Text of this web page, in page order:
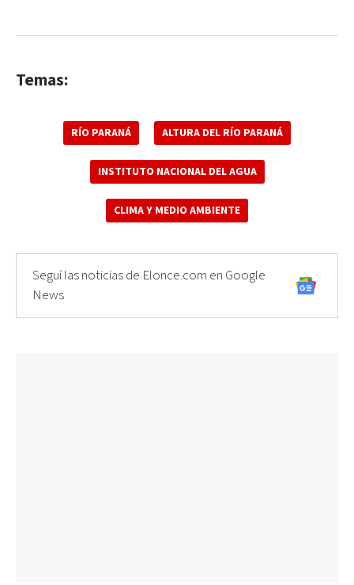
Temas:
RÍO PARANÁ ALTURA DEL RÍO PARANÁ
INSTITUTO NACIONAL DEL AGUA
CLIMA Y MEDIO AMBIENTE
Seguí las noticias de Elonce.com en Google
News